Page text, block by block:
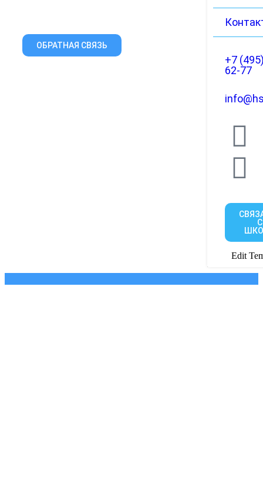
ОБРАТНАЯ СВЯЗЬ
+7
62-77
Edit